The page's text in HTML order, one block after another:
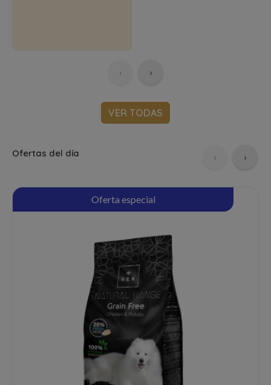
‹ ›
VER TODAS
Ofertas del día
Oferta especial
‹ ›